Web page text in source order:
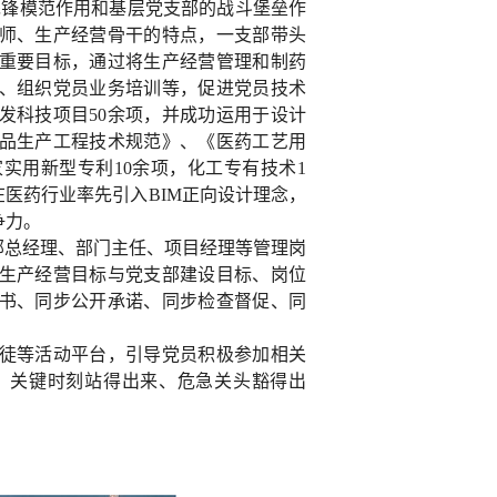
模范作用和基层党支部的战斗堡垒作
、生产经营骨干的特点，一支部带头
要目标，通过将生产经营管理和制药
组织党员业务培训等，促进党员技术
科技项目50余项，并成功运用于设计
生产工程技术规范》、《医药工艺用
用新型专利10余项，化工专有技术1
药行业率先引入BIM正向设计理念，
。
经理、部门主任、项目经理等管理岗
产经营目标与党支部建设目标、岗位
、同步公开承诺、同步检查督促、同
等活动平台，引导党员积极参加相关
键时刻站得出来、危急关头豁得出